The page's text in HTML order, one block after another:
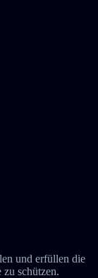
und erfüllen die
schützen.